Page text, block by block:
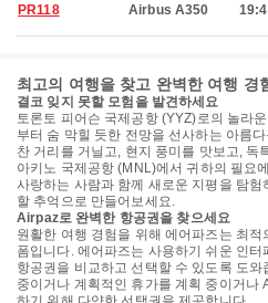
PR118 Airbus A350
최고의 여행을 찾고 완벽한 여행 경
결코 잊지 못할 모험을 발견하세요
토론토 피어슨 국제공항 (YYZ)로의 놀라
부터 숨 막힐 듯한 전망을 선사하는 아름
찬 거리를 거닐고, 현지 풍미를 맛보고, 독
아키노 국제공항 (MNL)에서 귀하의 필요
사랑하는 사람과 함께 새로운 지평을 탐
할 추억으로 만들어보세요.
Airpaz로 완벽한 항공권을 찾으세요
원활한 여행 경험을 위해 에어파즈는 최
폼입니다. 에어파즈는 사용하기 쉬운 인
항공권을 비교하고 선택할 수 있도록 도
중이거나 계획적인 휴가를 계획 중이거나